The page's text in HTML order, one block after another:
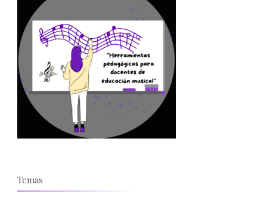
Temas